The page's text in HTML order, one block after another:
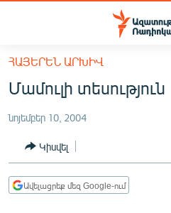
Մատչելիության
հիմնական
բովանդակությանը
հիմնական
մենյուին
Որոնում
ՀԱՅԱՍՏԱՆ
ՔԱՂԱՔԱԿԱՆ
ԸՆՏՐՈՒԹՅՈՒՆՆԵՐ 2026
ԻՐԱՎՈՒՆՔ
ՀԱՅԵՐԵՆ ԱՐԽԻՎ
Մամուլի տեսություն
նոյեմբեր 10, 2004
Կիսվել
Ավելացրեք մեզ Google-ում